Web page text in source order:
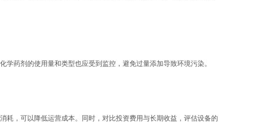
药剂的使用量和类型也应受到监控，避免过量添加导致环境污染。
，可以降低运营成本。同时，对比投资费用与长期收益，评估设备的